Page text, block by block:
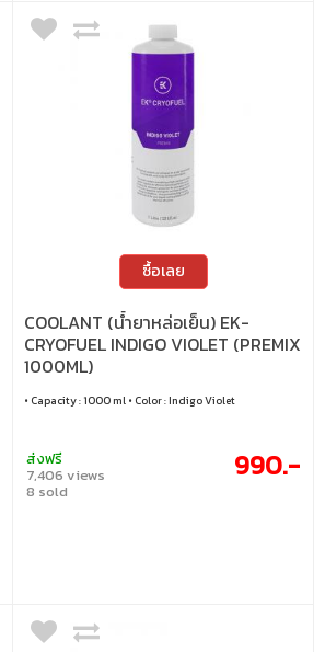
ซื้อเลย
COOLANT (น้ำยาหล่อเย็น) EK-
CRYOFUEL INDIGO VIOLET (PREMIX
1000ML)
• Capacity : 1000 ml • Color : Indigo Violet
ส่งฟรี
7,406 views
8 sold
990.-